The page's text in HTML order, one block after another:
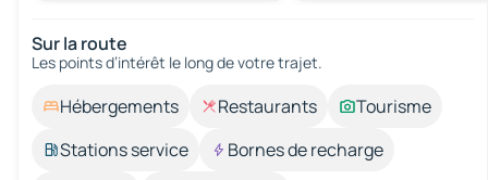
Sur la route
Les points d’intérêt le long de votre trajet.
Hébergements Restaurants
Tourisme
Stations service
Bornes de recharge